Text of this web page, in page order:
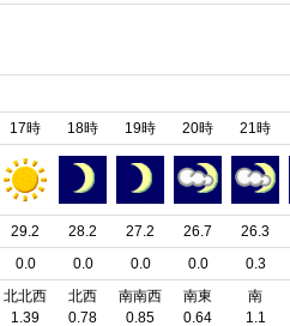
17時
29.2
0.0
北北西
1.39
18時
28.2
0.0
北西
0.78
19時
27.2
0.0
南南西
0.85
20時
26.7
0.0
南東
0.64
21時
26.3
0.3
南
1.1